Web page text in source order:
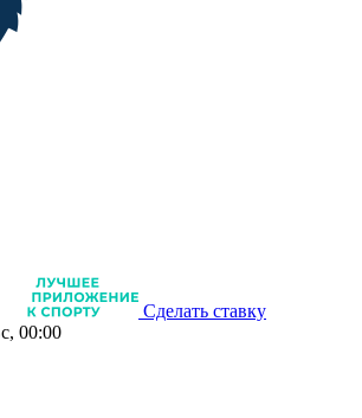
Сделать ставку
00:00